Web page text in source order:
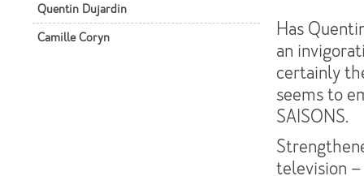
Quentin Dujardin
Camille Coryn
Has
an
certainly
seems to
SAISONS.
television